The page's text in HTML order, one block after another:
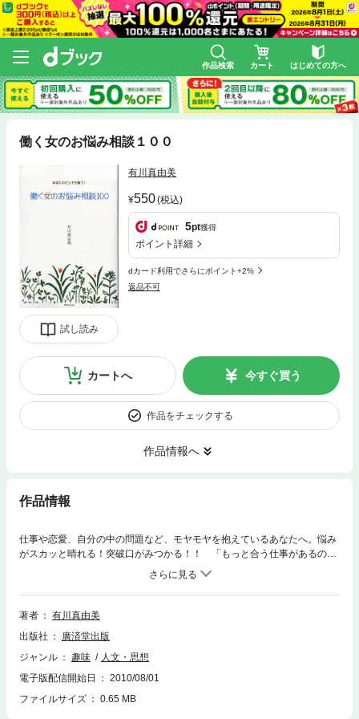
作品検索 カート はじめての方へ
働く女のお悩み相談１００
試し読み
有川真由美
550(税込)
5pt獲得
ポイント詳細
dカード利用でさらにポイント+2%
返品不可
カートへ 今すぐ買う
作品をチェックする
作品情報へ
作品情報
仕事や恋愛、自分の中の問題など、モヤモヤを抱えているあなたへ。悩み
がスカッと晴れる！突破口がみつかる！！ 「もっと合う仕事があるので
はないかと思うが、わからない」「会社が自分を認めてくれない」などの
普遍的な悩みから、具体的に「リストラされるのではないかと不安」「向
上心や気遣いの足りない後輩に困っている」などの現状に即した悩みま
で、100の悩み＆回答を大公開。後悔しない女性の生き方ををアドバイス
著者
有川真由美
出版社
廣済堂出版
ジャンル
趣味
人文・思想
電子版配信開始日
2010/08/01
ファイルサイズ
0.65 MB